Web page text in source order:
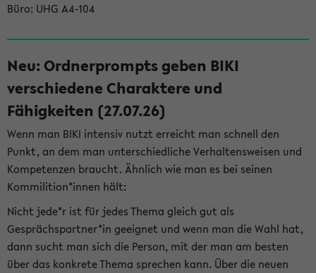
Büro: UHG A4-104
Neu: Ordnerprompts geben BIKI
verschiedene Charaktere und
Fähigkeiten (27.07.26)
Wenn man BIKI intensiv nutzt erreicht man schnell den
Punkt, an dem man unterschiedliche Verhaltensweisen und
Kompetenzen braucht. Ähnlich wie man es bei seinen
Kommilition*innen hält:
Nicht jede*r ist für jedes Thema gleich gut als
Gesprächspartner*in geeignet und wenn man die Wahl hat,
dann sucht man sich die Person, mit der man am besten
über das konkrete Thema sprechen kann. Über die neuen